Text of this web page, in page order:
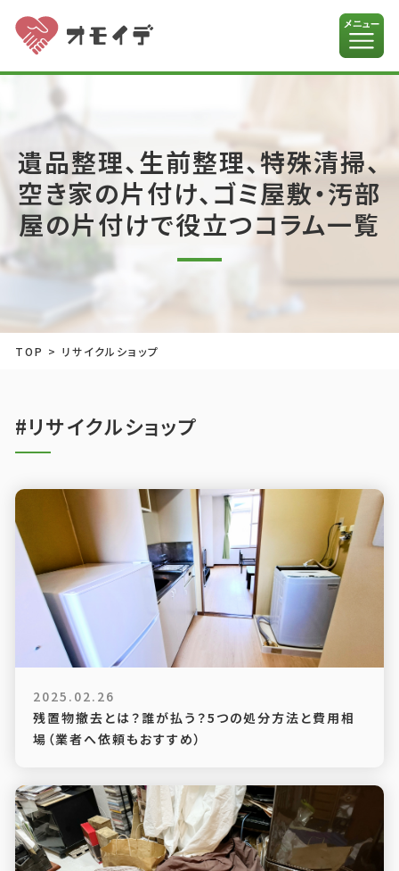
遺品整理、生前整理、特殊清掃、
空き家の片付け、ゴミ屋敷・汚部
屋の片付けで役立つコラム一覧
TOP > リサイクルショップ
#リサイクルショップ
2025.02.26
残置物撤去とは？誰が払う？5つの処分方法と費用相
場（業者へ依頼もおすすめ）